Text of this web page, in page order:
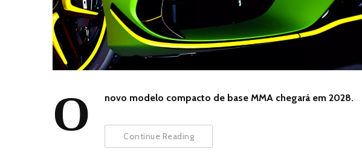
O novo modelo compacto de base MMA chegará em 2028.
Continue Reading